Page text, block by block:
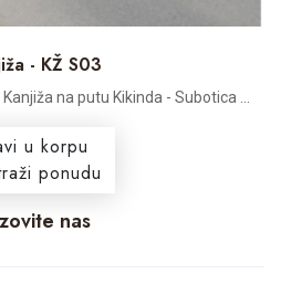
- KŽ S03
na putu Kikinda - Subotica ...
u korpu
ponudu
nas